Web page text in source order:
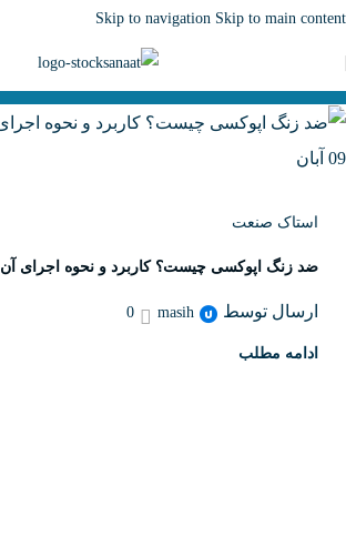
Skip to navigation Skip to main content
09 آبان
استاک صنعت
ضد زنگ اپوکسی چیست؟ کاربرد و نحوه اجرای آن
ارسال توسط masih
0
ادامه مطلب